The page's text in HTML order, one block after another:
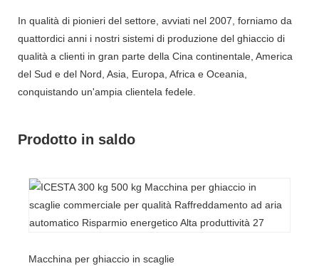
In qualità di pionieri del settore, avviati nel 2007, forniamo da
quattordici anni i nostri sistemi di produzione del ghiaccio di
qualità a clienti in gran parte della Cina continentale, America
del Sud e del Nord, Asia, Europa, Africa e Oceania,
conquistando un'ampia clientela fedele.
Prodotto in saldo
Macchina per ghiaccio in scaglie